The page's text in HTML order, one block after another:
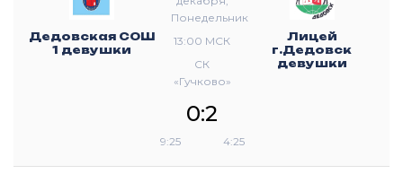
Дедовская СОШ
1 девушки
Понедельник
13:00 МСК
СК
«Гучково»
0:2
9:25 4:25
Лицей
г.Дедовск
девушки